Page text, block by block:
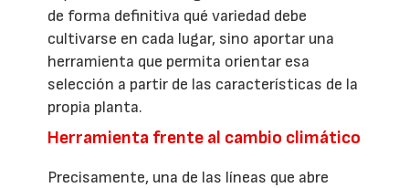
de forma definitiva qué variedad debe
cultivarse en cada lugar, sino aportar una
herramienta que permita orientar esa
selección a partir de las características de la
propia planta.
Herramienta frente al cambio climático
Precisamente, una de las líneas que abre